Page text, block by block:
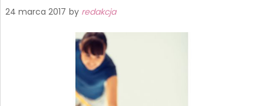
24 marca 2017 by redakcja